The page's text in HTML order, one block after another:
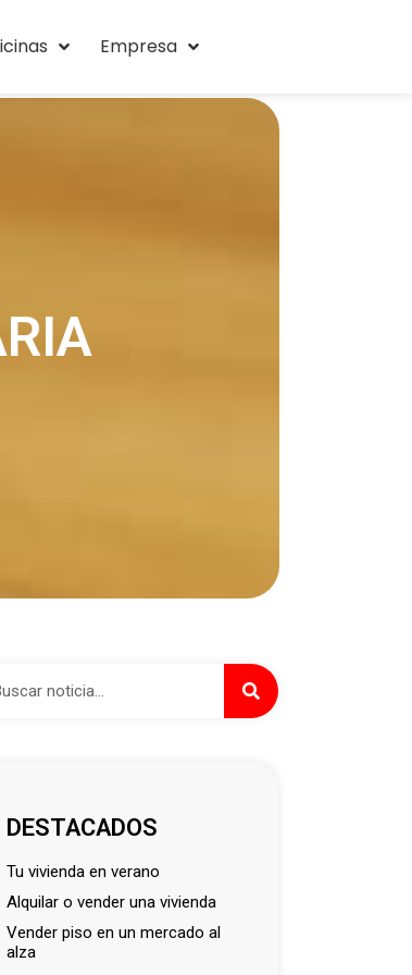
Empresa
DESTACADOS
tu vivienda en verano
alquilar o vender una vivienda
vender piso en un mercado al
alza